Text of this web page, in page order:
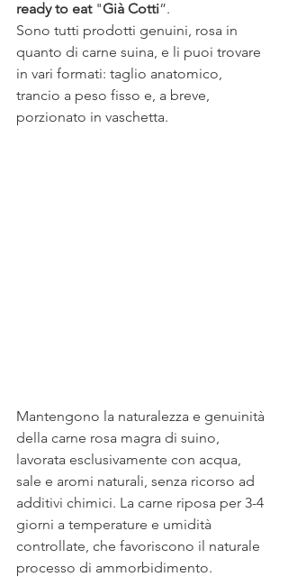
ready to eat "Già Cotti”.
Sono tutti prodotti genuini, rosa in
quanto di carne suina, e li puoi trovare
in vari formati: taglio anatomico,
trancio a peso fisso e, a breve,
porzionato in vaschetta.
Mantengono la naturalezza e genuinità
della carne rosa magra di suino,
lavorata esclusivamente con acqua,
sale e aromi naturali, senza ricorso ad
additivi chimici. La carne riposa per 3-4
giorni a temperature e umidità
controllate, che favoriscono il naturale
processo di ammorbidimento.